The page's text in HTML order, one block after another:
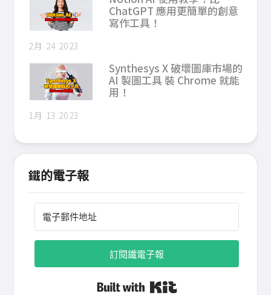
ChatGPT 應用更簡單的創意
寫作工具！
2月 24 2023
Synthesys X 破壞圖庫市場的
AI 製圖工具 裝 Chrome 就能
用！
1月 13 2023
鐵的電子報
訂閱鐵電子報